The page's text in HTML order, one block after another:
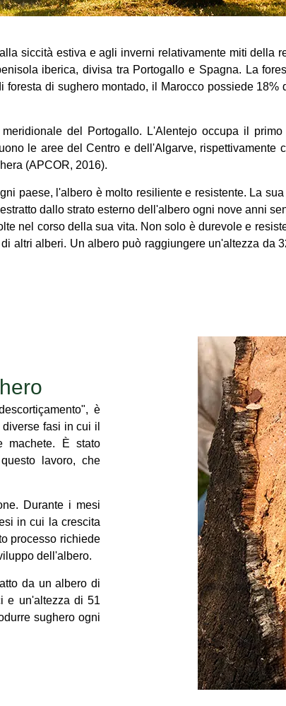
siccità estiva e agli inverni relativamente miti della
iberica, divisa tra Portogallo e Spagna. La
di sughero montado, il Marocco possiede
del Portogallo. L'Alentejo occupa il
le aree del Centro e dell'Algarve,
(APCOR, 2016).
paese, l'albero è molto resiliente e resistente. La
dallo strato esterno dell'albero ogni nove anni
nel corso della sua vita. Non solo è durevole e
altri alberi. Un albero può raggiungere un'altezza da
è
fasi in cui il
machete. È stato
lavoro, che
Durante i mesi
in cui la crescita
processo richiede
dell'albero.
da un albero di
e un'altezza di 51
sughero ogni